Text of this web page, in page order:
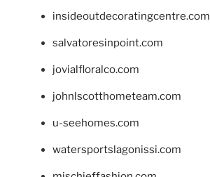
insideoutdecoratingcentre.com
salvatoresinpoint.com
jovialfloralco.com
johnlscotthometeam.com
u-seehomes.com
watersportslagonissi.com